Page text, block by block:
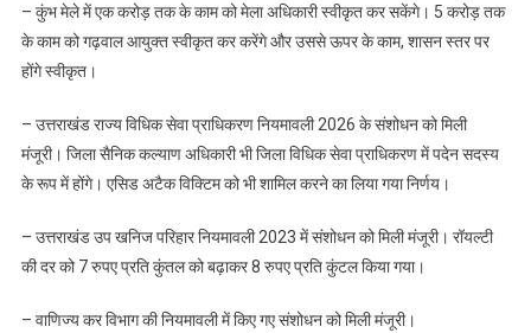
– कुंभ मेले में एक करोड़ तक के काम को मेला अधिकारी स्वीकृत कर सकेंगे। 5 करोड़ तक
के काम को गढ़वाल आयुक्त स्वीकृत कर करेंगे और उससे ऊपर के काम, शासन स्तर पर
होंगे स्वीकृत।
– उत्तराखंड राज्य विधिक सेवा प्राधिकरण नियमावली 2026 के संशोधन को मिली
मंजूरी। जिला सैनिक कल्याण अधिकारी भी जिला विधिक सेवा प्राधिकरण में पदेन सदस्य
के रूप में होंगे। एसिड अटैक विक्टिम को भी शामिल करने का लिया गया निर्णय।
– उत्तराखंड उप खनिज परिहार नियमावली 2023 में संशोधन को मिली मंजूरी। रॉयल्टी
की दर को 7 रुपए प्रति कुंतल को बढ़ाकर 8 रुपए प्रति कुंटल किया गया।
– वाणिज्य कर विभाग की नियमावली में किए गए संशोधन को मिली मंजूरी।